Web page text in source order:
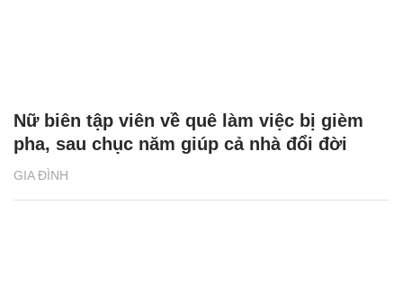
GIA ĐÌNH
Nữ biên tập viên về quê làm việc bị gièm
pha, sau chục năm giúp cả nhà đổi đời